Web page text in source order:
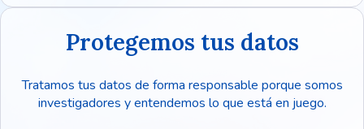
Protegemos tus datos
Tratamos tus datos de forma responsable porque somos
investigadores y entendemos lo que está en juego.